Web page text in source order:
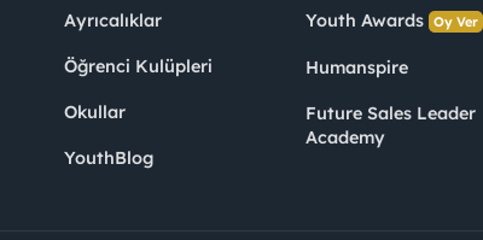
Ayrıcalıklar
Öğrenci Kulüpleri
Okullar
YouthBlog
Youth Awards Oy Ver
Humanspire
Future Sales Leader
Academy